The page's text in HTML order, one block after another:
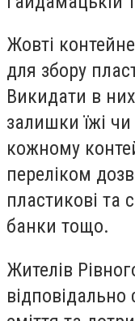
Жовті
для збору
Викидати в
залишки їжі
кожному
переліком
пластикові та
банки тощо.
Жителів